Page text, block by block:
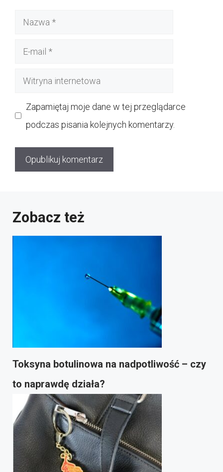
Nazwa
Witryna
Zapamiętaj moje dane w tej przeglądarce
podczas pisania kolejnych komentarzy.
Zobacz też
Toksyna botulinowa na nadpotliwość – czy
to naprawdę działa?